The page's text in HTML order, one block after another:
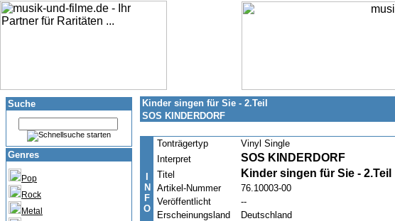
Suche
Genres
Pop
Rock
Metal
Kinder singen für Sie - 2.Teil
SOS KINDERDORF
N
F
O
Tonträgertyp
Vinyl Single
Interpret
SOS KINDERDORF
Titel Kinder singen für Sie - 2.Teil
Artikel-Nummer
76.10003-00
Veröffentlicht
--
Erscheinungsland
Deutschland